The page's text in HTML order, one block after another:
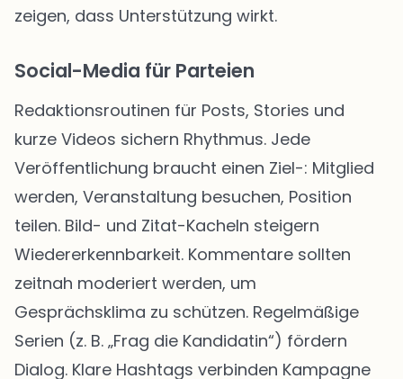
zeigen, dass Unterstützung wirkt.
Social-Media für Parteien
Redaktionsroutinen für Posts, Stories und
kurze Videos sichern Rhythmus. Jede
Veröffentlichung braucht einen Ziel-: Mitglied
werden, Veranstaltung besuchen, Position
teilen. Bild- und Zitat-Kacheln steigern
Wiedererkennbarkeit. Kommentare sollten
zeitnah moderiert werden, um
Gesprächsklima zu schützen. Regelmäßige
Serien (z. B. „Frag die Kandidatin“) fördern
Dialog. Klare Hashtags verbinden Kampagne